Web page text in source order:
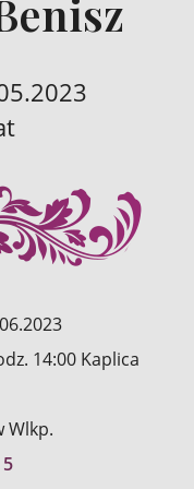
14:00 Kaplica
Wlkp.